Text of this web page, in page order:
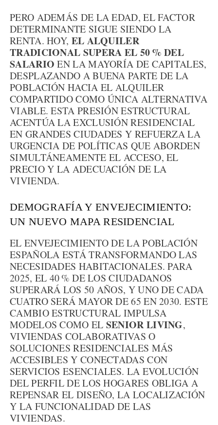
PERO ADEMÁS DE LA EDAD, EL FACTOR
DETERMINANTE SIGUE SIENDO LA
RENTA. HOY, EL ALQUILER
TRADICIONAL SUPERA EL 50 % DEL
SALARIO EN LA MAYORÍA DE CAPITALES,
DESPLAZANDO A BUENA PARTE DE LA
POBLACIÓN HACIA EL ALQUILER
COMPARTIDO COMO ÚNICA ALTERNATIVA
VIABLE. ESTA PRESIÓN ESTRUCTURAL
ACENTÚA LA EXCLUSIÓN RESIDENCIAL
EN GRANDES CIUDADES Y REFUERZA LA
URGENCIA DE POLÍTICAS QUE ABORDEN
SIMULTÁNEAMENTE EL ACCESO, EL
PRECIO Y LA ADECUACIÓN DE LA
VIVIENDA.
DEMOGRAFÍA Y ENVEJECIMIENTO:
UN NUEVO MAPA RESIDENCIAL
EL ENVEJECIMIENTO DE LA POBLACIÓN
ESPAÑOLA ESTÁ TRANSFORMANDO LAS
NECESIDADES HABITACIONALES. PARA
2025, EL 40 % DE LOS CIUDADANOS
SUPERARÁ LOS 50 AÑOS, Y UNO DE CADA
CUATRO SERÁ MAYOR DE 65 EN 2030. ESTE
CAMBIO ESTRUCTURAL IMPULSA
MODELOS COMO EL SENIOR LIVING,
VIVIENDAS COLABORATIVAS O
SOLUCIONES RESIDENCIALES MÁS
ACCESIBLES Y CONECTADAS CON
SERVICIOS ESENCIALES. LA EVOLUCIÓN
DEL PERFIL DE LOS HOGARES OBLIGA A
REPENSAR EL DISEÑO, LA LOCALIZACIÓN
Y LA FUNCIONALIDAD DE LAS
VIVIENDAS.